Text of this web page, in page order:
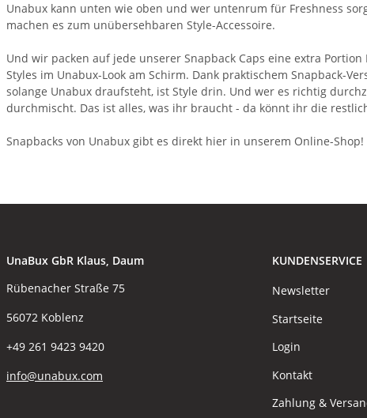
Unabux kann unten wie oben und wer untenrum für Freshness
machen es zum unübersehbaren Style-Accessoire.
Und wir packen auf jede unserer Snapback Caps eine extra
Styles im Unabux-Look am Schirm. Dank praktischem Snapback-
solange Unabux draufsteht, ist Style drin. Und wer es richtig
durchmischt. Das ist alles, was ihr braucht - da könnt ihr die
Snapbacks von Unabux gibt es direkt hier in unserem Online-Shop!
UnaBux GbR Klaus, Daum
Rübenacher Straße 75
56072 Koblenz
+49 261 9423 9420
info@unabux.com
KUNDENSERVICE
Newsletter
Startseite
Login
Kontakt
Zahlung &